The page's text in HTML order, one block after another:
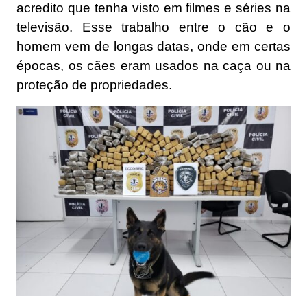
acredito que tenha visto em filmes e séries na
televisão. Esse trabalho entre o cão e o
homem vem de longas datas, onde em certas
épocas, os cães eram usados na caça ou na
proteção de propriedades.